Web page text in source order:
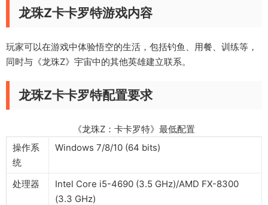
龙珠Z卡卡罗特游戏内容
玩家可以在游戏中体验悟空的生活，包括钓鱼、用餐、训练等，
同时与《龙珠Z》宇宙中的其他英雄建立联系。
龙珠Z卡卡罗特配置要求
《龙珠Z：卡卡罗特》最低配置
操作系
统
Windows 7/8/10 (64 bits)
处理器
Intel Core i5-4690 (3.5 GHz)/AMD FX-8300
(3.3 GHz)